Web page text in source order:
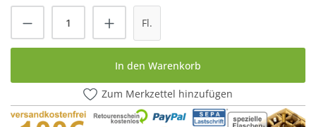
Produkt Anzahl: Gib den gewünschten
Fl.
In den Warenkorb
Zum Merkzettel hinzufügen